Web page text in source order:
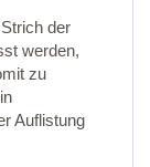
der
werden,
zu
Auflistung